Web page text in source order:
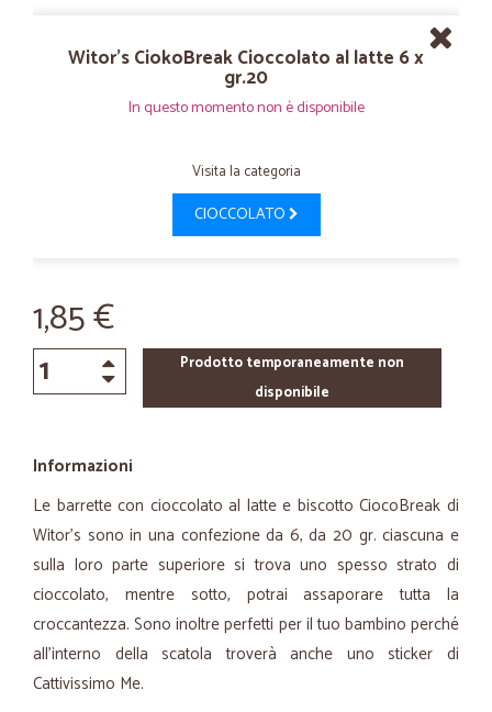
Witor's CiokoBreak Cioccolato al latte 6 x
gr.20
In questo momento non è disponibile
Visita la categoria
CIOCCOLATO
1,85 €
Prodotto temporaneamente non
disponibile
Informazioni
Le barrette con cioccolato al latte e biscotto CiocoBreak di
Witor's sono in una confezione da 6, da 20 gr. ciascuna e
sulla loro parte superiore si trova uno spesso strato di
cioccolato, mentre sotto, potrai assaporare tutta la
croccantezza. Sono inoltre perfetti per il tuo bambino perché
all’interno della scatola troverà anche uno sticker di
Cattivissimo Me.